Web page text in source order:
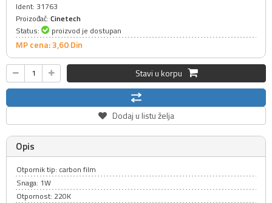
Ident: 31763
Proizođač: Cinetech
Status:
proizvod je dostupan
MP cena: 3,60Din
Stavi u korpu
Dodaj u listu želja
Opis
Otpornik tip: carbon film
Snaga: 1W
Otpornost: 220K